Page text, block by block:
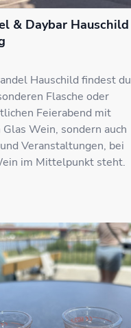
& Daybar Hauschild
Hauschild findest du
Flasche oder
Feierabend mit
Wein, sondern auch
Veranstaltungen, bei
im Mittelpunkt steht.